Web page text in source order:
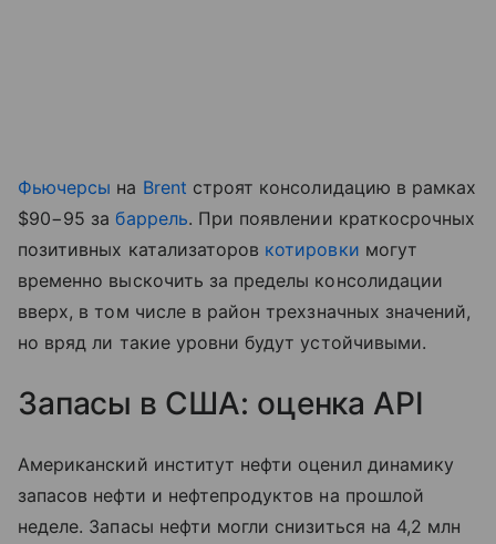
Фьючерсы на Brent строят консолидацию в рамках
$90−95 забаррель. При появлении краткосрочных
позитивных катализаторов котировки могут
временно выскочить за пределы консолидации
вверх, в том числе в район трехзначных значений,
но вряд ли такие уровни будут устойчивыми.
Запасы в США: оценка API
Американский институт нефти оценил динамику
запасов нефти и нефтепродуктов на прошлой
неделе. Запасы нефти могли снизиться на 4,2 млн